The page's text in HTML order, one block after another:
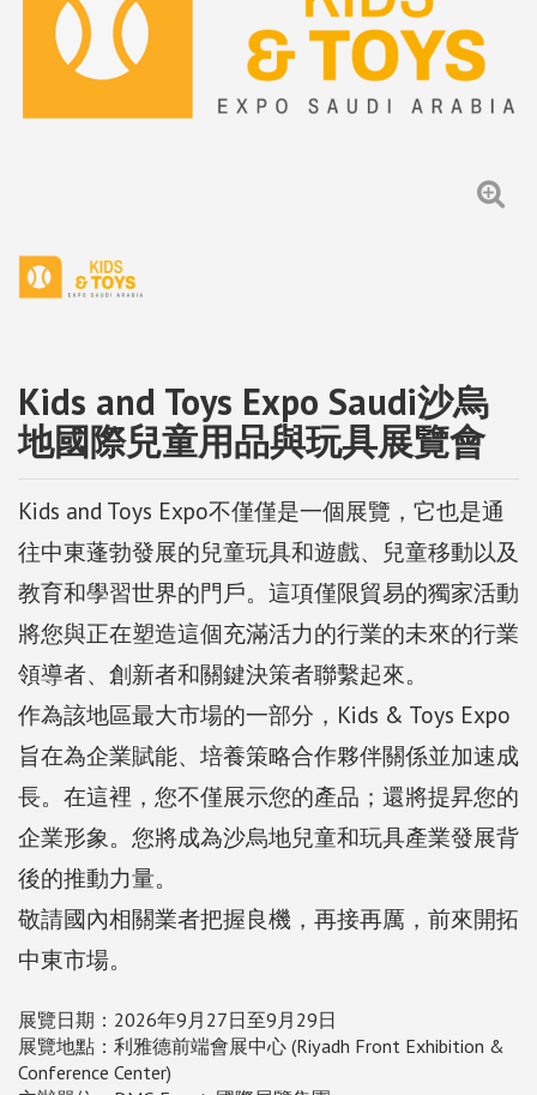
Kids and Toys Expo Saudi沙烏
地國際兒童用品與玩具展覽會
Kids and Toys Expo不僅僅是一個展覽，它也是通
往中東蓬勃發展的兒童玩具和遊戲、兒童移動以及
教育和學習世界的門戶。這項僅限貿易的獨家活動
將您與正在塑造這個充滿活力的行業的未來的行業
領導者、創新者和關鍵決策者聯繫起來。
作為該地區最大市場的一部分，Kids & Toys Expo
旨在為企業賦能、培養策略合作夥伴關係並加速成
長。在這裡，您不僅展示您的產品；還將提昇您的
企業形象。您將成為沙烏地兒童和玩具產業發展背
後的推動力量。
敬請國內相關業者把握良機，再接再厲，前來開拓
中東市場。
展覽日期：2026年9月27日至9月29日
展覽地點：利雅德前端會展中心 (Riyadh Front Exhibition &
Conference Center)